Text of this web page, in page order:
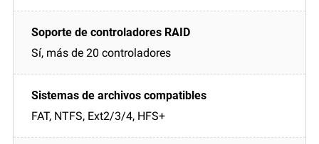
Sí, más de 20 controladores
FAT, NTFS, Ext2/3/4, HFS+